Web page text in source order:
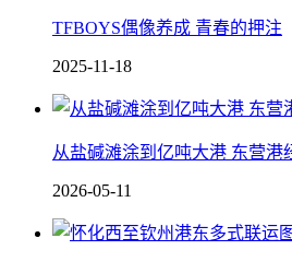
TFBOYS偶像养成 青春的押注
2025-11-18
从盐碱滩涂到亿吨大港 东营港
2026-05-11